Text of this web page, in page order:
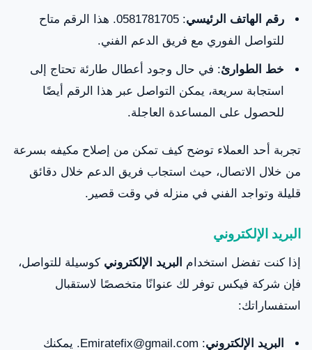
رقم الهاتف الرئيسي
: 0581781705. هذا الرقم متاح
للتواصل الفوري مع فريق الدعم الفني.
خط الطوارئ: في حال وجود أعطال طارئة تحتاج إلى
استجابة سريعة، يمكن التواصل عبر هذا الرقم أيضًا
للحصول على المساعدة العاجلة.
تجربة أحد العملاء توضح كيف تمكن من إصلاح مكيفه بسرعة
من خلال الاتصال، حيث استجاب فريق الدعم خلال دقائق
قليلة وتواجد الفني في منزله في وقت قصير.
البريد الإلكتروني
إذا كنت تفضل استخدام البريد الإلكتروني كوسيلة للتواصل،
فإن شركة فيكس توفر لك عنوانًا متخصصًا لاستقبال
استفساراتك:
البريد الإلكتروني
: Emiratefix@gmail.com. يمكنك